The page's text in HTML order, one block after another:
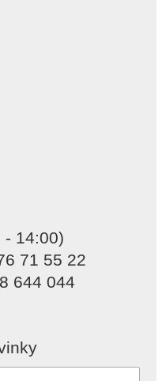
- 14:00)
71 55 22
644 044